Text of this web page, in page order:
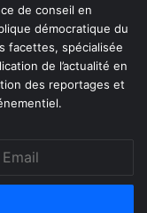
de conseil en
démocratique du
facettes, spécialisée
de l’actualité en
des reportages et